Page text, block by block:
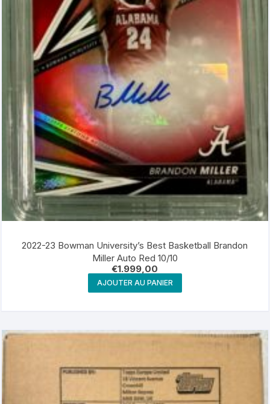
2022-23 Bowman University’s Best Basketball Brandon
Miller Auto Red 10/10
€1.999,00
AJOUTER AU PANIER